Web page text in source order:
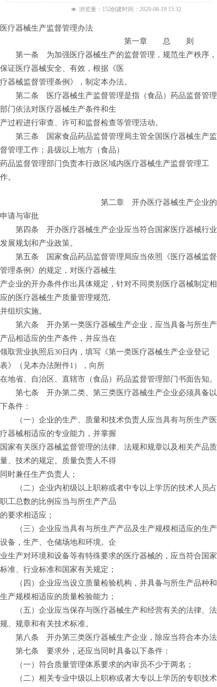
医疗器械生产监督管理办法
第一章 总 则
第一条 为加强医疗器械生产的监督管理，规范生产秩序，
保证医疗器械安全、有效，根据《医
疗器械监督管理条例》，制定本办法。
第二条 医疗器械生产监督管理是指（食品）药品监督管理
部门依法对医疗器械生产条件和生
产过程进行审查、许可和监督检查等管理活动。
第三条 国家食品药品监督管理局主管全国医疗器械生产监
督管理工作；县级以上地方（食品）
药品监督管理部门负责本行政区域内医疗器械生产监督管理工
作。
第二章 开办医疗器械生产企业的
申请与审批
第四条 开办医疗器械生产企业应当符合国家医疗器械行业
发展规划和产业政策。
第五条 国家食品药品监督管理局应当依照《医疗器械监督
管理条例》的规定，对医疗器械生
产企业的开办条件作出具体规定，针对不同类别医疗器械制定相
应的医疗器械生产质量管理规范,
并组织实施。
第六条 开办第一类医疗器械生产企业，应当具备与所生产
产品相适应的生产条件，并应当在
领取营业执照后30日内，填写《第一类医疗器械生产企业登记
表》（见本办法附件1），向所
在地省、自治区、直辖市（食品）药品监督管理部门书面告知。
第七条 开办第二类、第三类医疗器械生产企业必须具备以
下条件：
（一）企业的生产、质量和技术负责人应当具有与所生产医
疗器械相适应的专业能力，并掌握
国家有关医疗器械监督管理的法律、法规和规章以及相关产品质
量、技术的规定。质量负责人不得
同时兼任生产负责人；
（二）企业内初级以上职称或者中专以上学历的技术人员占
职工总数的比例应当与所生产产品
的要求相适应；
（三）企业应当具有与所生产产品及生产规模相适应的生产
设备，生产、仓储场地和环境。企
业生产对环境和设备等有特殊要求的医疗器械的，应当符合国家
标准、行业标准和国家有关规定；
（四）企业应当设立质量检验机构，并具备与所生产品种和
生产规模相适应的质量检验能力；
（五）企业应当保存与医疗器械生产和经营有关的法律、法
规、规章和有关技术标准。
第八条 开办第三类医疗器械生产企业，除应当符合本办法
第七条 要求外，还应当同时具备以下条件：
（一）符合质量管理体系要求的内审员不少于两名；
（二）相关专业中级以上职称或者大专以上学历的专职技术
创建时间： 2020-08-19 15:32
넶 浏览量： 152